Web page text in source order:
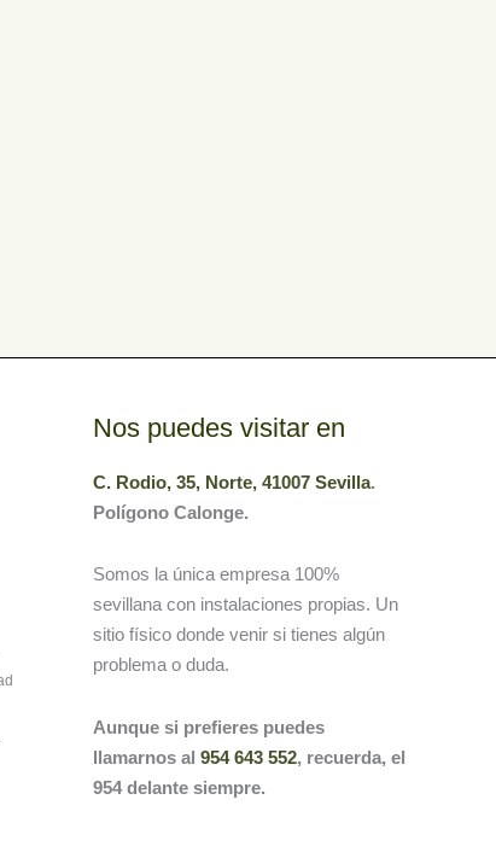
Nos puedes visitar en
C. Rodio, 35, Norte, 41007 Sevilla.
Polígono Calonge.
Somos la única empresa 100%
sevillana con instalaciones propias. Un
sitio físico donde venir si tienes algún
problema o duda.
Aunque si prefieres puedes
llamarnos al 954 643 552, recuerda, el
954 delante siempre.